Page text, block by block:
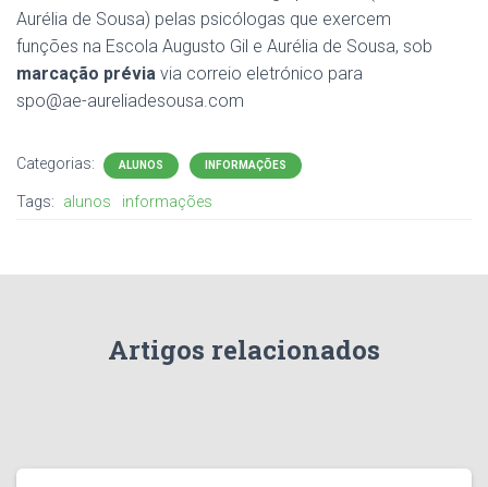
Aurélia de Sousa) pelas psicólogas que exercem
funções na Escola Augusto Gil e Aurélia de Sousa, sob
marcação prévia via correio eletrónico para
spo@ae-aureliadesousa.com
Categorias: ALUNOS INFORMAÇÕES
Tags: alunos informações
Artigos relacionados